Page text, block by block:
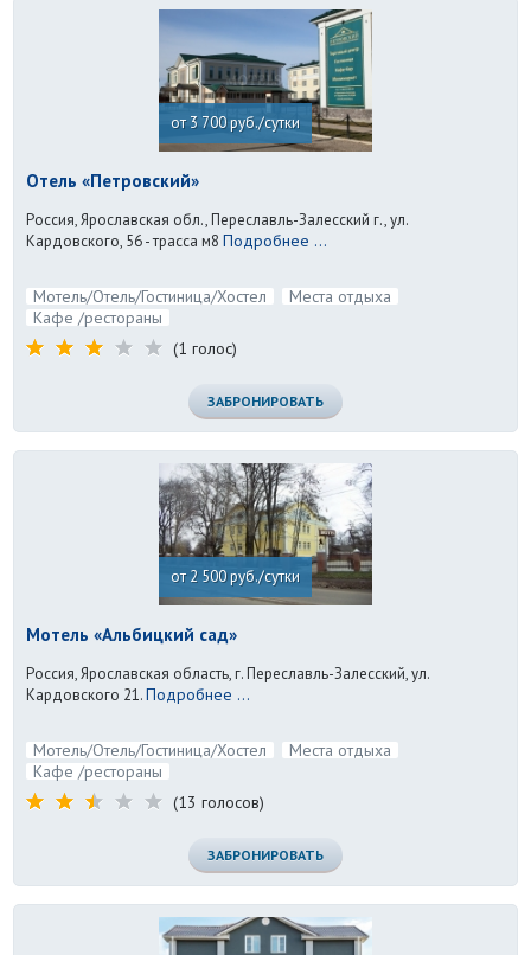
от 3 700 руб./сутки
Отель «Петровский»
Россия, Ярославская обл., Переславль-Залесский г., ул.
Кардовского, 56 - трасса м8 Подробнее ...
Мотель/Отель/Гостиница/Хостел
Места отдыха
Кафе /рестораны
(1 голос)
ЗАБРОНИРОВАТЬ
от 2 500 руб./сутки
Мотель «Альбицкий сад»
Россия, Ярославская область, г. Переславль-Залесский, ул.
Кардовского 21.Подробнее ...
Мотель/Отель/Гостиница/Хостел
Места отдыха
Кафе /рестораны
(13 голосов)
ЗАБРОНИРОВАТЬ